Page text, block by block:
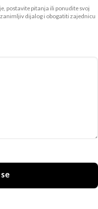
postavite pitanja ili ponudite svoj
dijalog i obogatiti zajednicu